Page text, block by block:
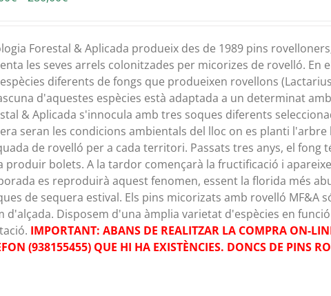
135,00€
a
280,00€
Forestal & Aplicada produeix des de 1989 pins
les seves arrels colonitzades per micorizes de rovelló.
diferents de fongs que produeixen rovellons
d'aquestes espècies està adaptada a un determinat
& Aplicada s'innocula amb tres soques diferents
seran les condicions ambientals del lloc on es planti l'arbre
de rovelló per a cada territori. Passats tres anys, el fong
produir bolets. A la tardor començarà la fructificació i
es reproduirà aquest fenomen, essent la florida més
de sequera estival. Els pins micorizats amb rovelló MF&A
d'alçada. Disposem d'una àmplia varietat d'espècies en
IMPORTANT: ABANS DE REALITZAR LA COMPRA ON-
(938155455) QUE HI HA EXISTÈNCIES. DONCS DE PINS